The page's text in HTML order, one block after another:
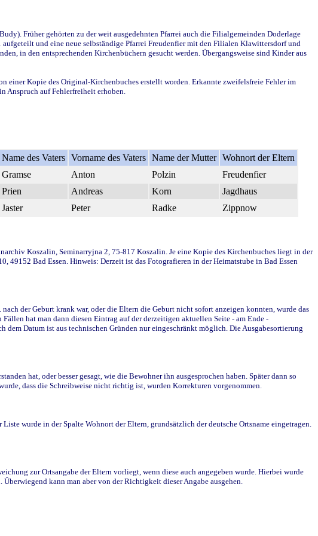
Früher gehörten zu der weit ausgedehnten Pfarrei auch die Filialgemeinden Doderlage
und eine neue selbständige Pfarrei Freudenfier mit den Filialen Klawittersdorf und
in den entsprechenden Kirchenbüchern gesucht werden. Übergangsweise sind Kinder aus
Kopie des Original-Kirchenbuches erstellt worden. Erkannte zweifelsfreie Fehler im
Anspruch auf Fehlerfreiheit erhoben.
Name des Vaters Vorname des Vaters Name der Mutter Wohnort der Eltern
Gramse Anton Polzin
Freudenfier
Prien Andreas Korn
Jagdhaus
Jaster Peter Radke Zippnow
Koszalin, Seminarryjna 2, 75-817 Koszalin. Je eine Kopie des Kirchenbuches liegt in der
49152 Bad Essen. Hinweis: Derzeit ist das Fotografieren in der Heimatstube in Bad Essen
der Geburt krank war, oder die Eltern die Geburt nicht sofort anzeigen konnten, wurde das
hat man dann diesen Eintrag auf der derzeitigen aktuellen Seite - am Ende -
Datum ist aus technischen Gründen nur eingeschränkt möglich. Die Ausgabesortierung
hat, oder besser gesagt, wie die Bewohner ihn ausgesprochen haben. Später dann so
dass die Schreibweise nicht richtig ist, wurden Korrekturen vorgenommen.
wurde in der Spalte Wohnort der Eltern, grundsätzlich der deutsche Ortsname eingetragen.
zur Ortsangabe der Eltern vorliegt, wenn diese auch angegeben wurde. Hierbei wurde
kann man aber von der Richtigkeit dieser Angabe ausgehen.